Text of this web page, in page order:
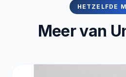
HETZELFDE
Meer van